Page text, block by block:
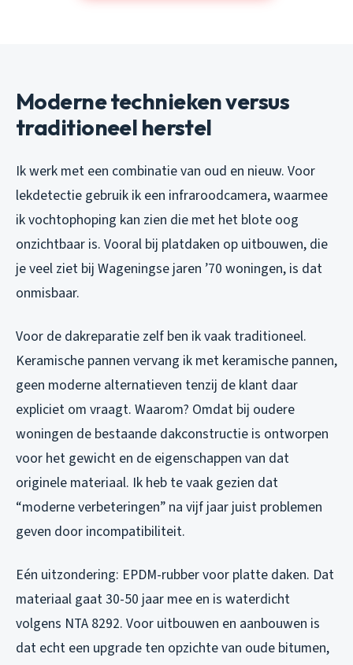
Moderne technieken versus
traditioneel herstel
Ik werk met een combinatie van oud en nieuw. Voor
lekdetectie gebruik ik een infraroodcamera, waarmee
ik vochtophoping kan zien die met het blote oog
onzichtbaar is. Vooral bij platdaken op uitbouwen, die
je veel ziet bij Wageningse jaren ’70 woningen, is dat
onmisbaar.
Voor de dakreparatie zelf ben ik vaak traditioneel.
Keramische pannen vervang ik met keramische pannen,
geen moderne alternatieven tenzij de klant daar
expliciet om vraagt. Waarom? Omdat bij oudere
woningen de bestaande dakconstructie is ontworpen
voor het gewicht en de eigenschappen van dat
originele materiaal. Ik heb te vaak gezien dat
“moderne verbeteringen” na vijf jaar juist problemen
geven door incompatibiliteit.
Eén uitzondering: EPDM-rubber voor platte daken. Dat
materiaal gaat 30-50 jaar mee en is waterdicht
volgens NTA 8292. Voor uitbouwen en aanbouwen is
dat echt een upgrade ten opzichte van oude bitumen,